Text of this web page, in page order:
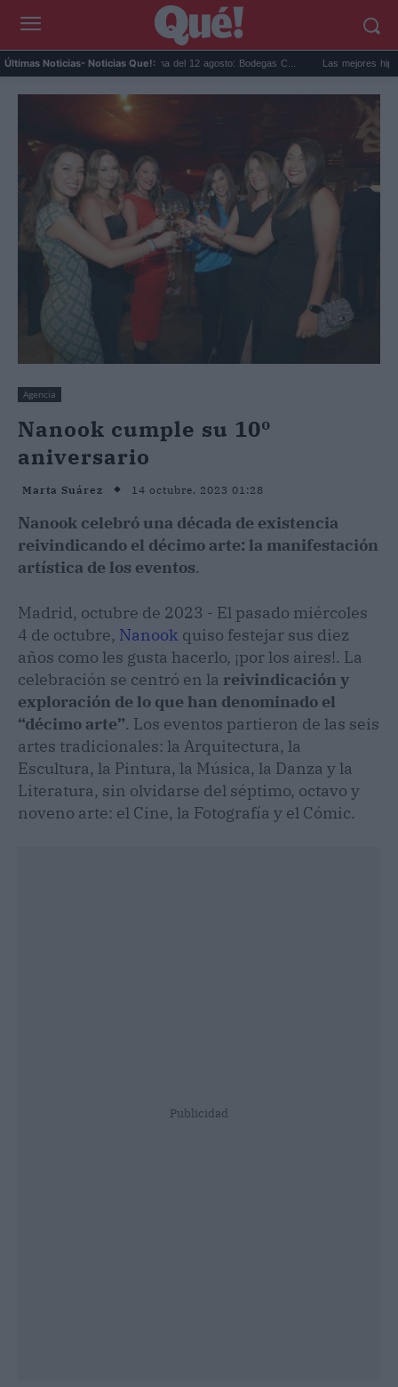
Últimas Noticias- Noticias Que!:
Eclipse solar en Cariñena del 12 agosto: Bodegas C... Las mejores hipotecas
Agencia
Nanook cumple su 10º
aniversario
Marta Suárez 14 octubre, 2023 01:28
Nanook celebró una década de existencia
reivindicando el décimo arte: la manifestación
artística de los eventos.
Madrid, octubre de 2023 - El pasado miércoles
4 de octubre, Nanook quiso festejar sus diez
años como les gusta hacerlo, ¡por los aires!. La
celebración se centró en la reivindicación y
exploración de lo que han denominado el
“décimo arte”. Los eventos partieron de las seis
artes tradicionales: la Arquitectura, la
Escultura, la Pintura, la Música, la Danza y la
Literatura, sin olvidarse del séptimo, octavo y
noveno arte: el Cine, la Fotografía y el Cómic.
Publicidad